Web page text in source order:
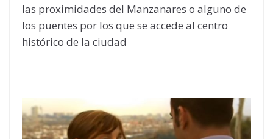
las proximidades del Manzanares o alguno de
los puentes por los que se accede al centro
histórico de la ciudad